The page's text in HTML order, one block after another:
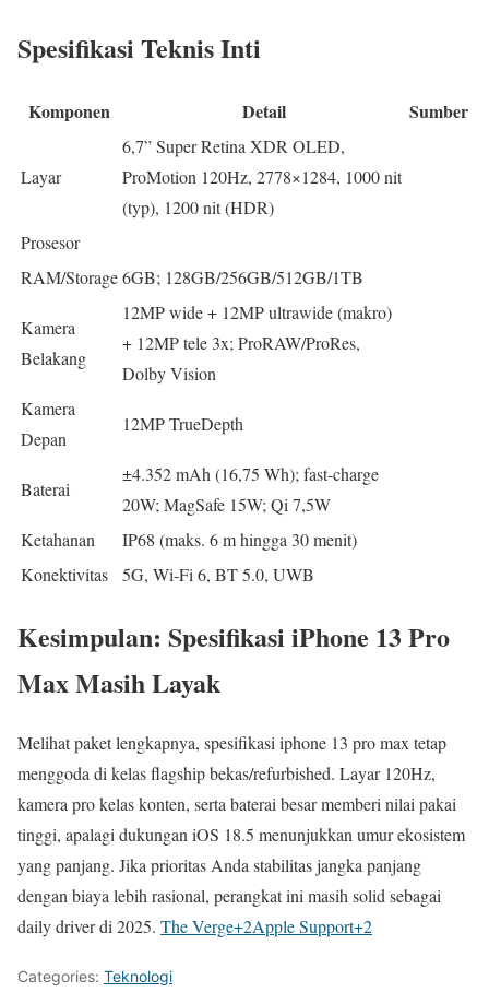
Spesifikasi Teknis Inti
Komponen Detail Sumber
Layar
6,7” Super Retina XDR OLED,
ProMotion 120Hz, 2778×1284, 1000 nit
(typ), 1200 nit (HDR)
Prosesor
RAM/Storage6GB; 128GB/256GB/512GB/1TB
Kamera
Belakang
12MP wide + 12MP ultrawide (makro)
+ 12MP tele 3x; ProRAW/ProRes,
Dolby Vision
Kamera
Depan
12MP TrueDepth
Baterai
±4.352 mAh (16,75 Wh); fast-charge
20W; MagSafe 15W; Qi 7,5W
Ketahanan
IP68 (maks. 6 m hingga 30 menit)
Konektivitas
5G, Wi-Fi 6, BT 5.0, UWB
Kesimpulan: Spesifikasi iPhone 13 Pro
Max Masih Layak
Melihat paket lengkapnya, spesifikasi iphone 13 pro max tetap
menggoda di kelas flagship bekas/refurbished. Layar 120Hz,
kamera pro kelas konten, serta baterai besar memberi nilai pakai
tinggi, apalagi dukungan iOS 18.5 menunjukkan umur ekosistem
yang panjang. Jika prioritas Anda stabilitas jangka panjang
dengan biaya lebih rasional, perangkat ini masih solid sebagai
daily driver di 2025. The Verge+2Apple Support+2
Categories: Teknologi